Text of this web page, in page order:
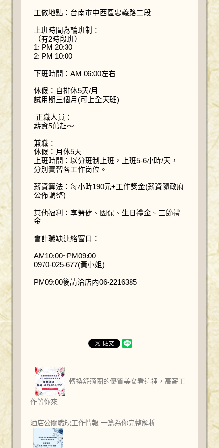
工做地點：台南市中西區忠義路二段
上班時間為輪班制：
（有2時段班）
1: PM 20:30
2: PM 10:00
下班時間：AM 06:00左右
休假：自排休5天/月
試用期三個月(可上全天班)
正職人員：
薪資5萬起～
兼職：
休假：月休5天
上班時間：以分班制上班，上班5-6小時/天，
分別實習各工作崗位。
薪資算法：每小時190元+工作獎金(薪資隨政府
公佈調整)
其他福利：享勞健、團保、生日禮金、三節禮
金
會計職缺連絡窗口：
AM10:00~PM09:00
0970-025-677(黃小姐)
PM09:00後請洽店內06-2216385
轉換舒適圈的優質美女看這裡，高薪工
作等你來
酒店公關職缺工作情報 一篇為你完整解析